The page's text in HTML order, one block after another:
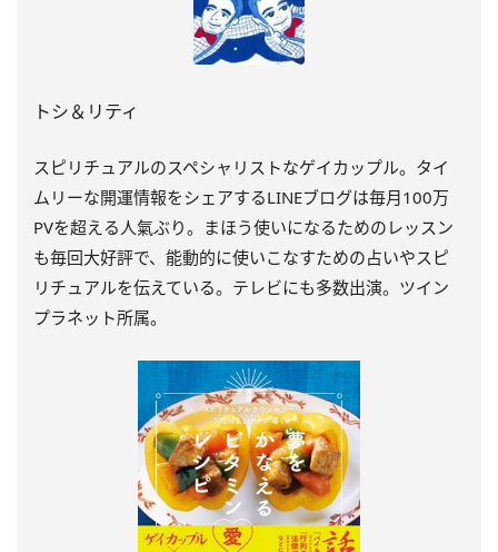
トシ＆リティ
スピリチュアルのスペシャリストなゲイカップル。タイ
ムリーな開運情報をシェアするLINEブログは毎月100万
PVを超える人氣ぶり。まほう使いになるためのレッスン
も毎回大好評で、能動的に使いこなすための占いやスピ
リチュアルを伝えている。テレビにも多数出演。ツイン
プラネット所属。